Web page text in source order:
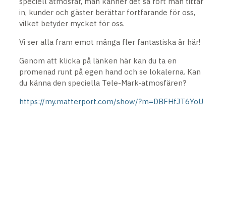
in, kunder och gäster berättar fortfarande för oss,
vilket betyder mycket för oss.
Vi ser alla fram emot många fler fantastiska år här!
Genom att klicka på länken här kan du ta en
promenad runt på egen hand och se lokalerna. Kan
du känna den speciella Tele-Mark-atmosfären?
https://my.matterport.com/show/?m=DBFHfJT6YoU